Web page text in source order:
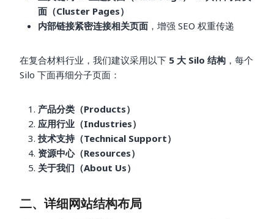
面（Cluster Pages）
内部链接紧密连接相关页面 ，增强 SEO 权重传递
在复合材料行业，我们建议采用以下 5 大 Silo 结构 ，每个
Silo 下面再细分子页面：
产品分类（Products）
应用行业（Industries）
技术支持（Technical Support）
资源中心（Resources）
关于我们（About Us）
二、详细网站结构布局